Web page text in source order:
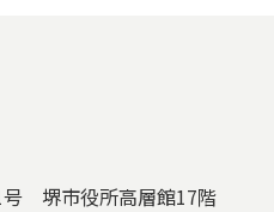
堺市役所高層館17階